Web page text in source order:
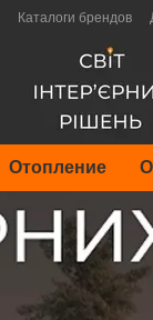
Каталоги брендов
Отопление